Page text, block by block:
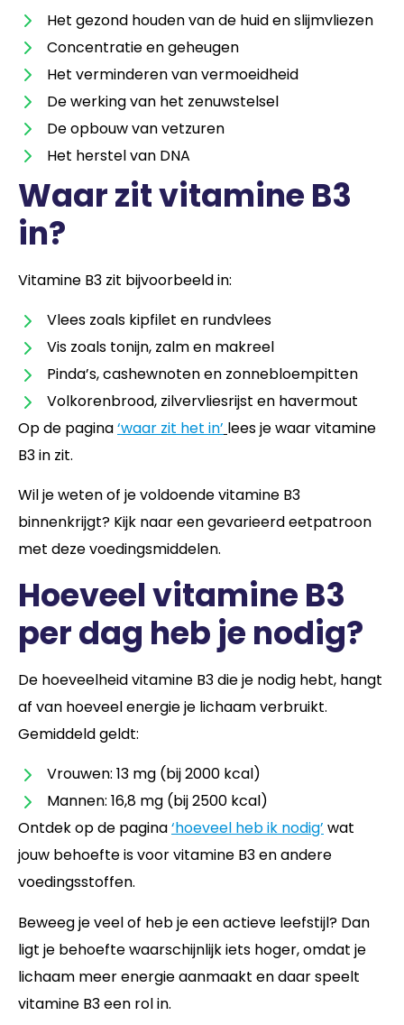
Het gezond houden van de huid en slijmvliezen
Concentratie en geheugen
Het verminderen van vermoeidheid
De werking van het zenuwstelsel
De opbouw van vetzuren
Het herstel van DNA
Waar zit vitamine B3
in?
Vitamine B3 zit bijvoorbeeld in:
Vlees zoals kipfilet en rundvlees
Vis zoals tonijn, zalm en makreel
Pinda’s, cashewnoten en zonnebloempitten
Volkorenbrood, zilvervliesrijst en havermout
Op de pagina‘waar zit het in’ lees je waar vitamine
B3 in zit.
Wil je weten of je voldoende vitamine B3
binnenkrijgt? Kijk naar een gevarieerd eetpatroon
met deze voedingsmiddelen.
Hoeveel vitamine B3
per dag heb je nodig?
De hoeveelheid vitamine B3 die je nodig hebt, hangt
af van hoeveel energie je lichaam verbruikt.
Gemiddeld geldt:
Vrouwen: 13 mg (bij 2000 kcal)
Mannen: 16,8 mg (bij 2500 kcal)
Ontdek op de pagina‘hoeveel heb ik nodig’ wat
jouw behoefte is voor vitamine B3 en andere
voedingsstoffen.
Beweeg je veel of heb je een actieve leefstijl? Dan
ligt je behoefte waarschijnlijk iets hoger, omdat je
lichaam meer energie aanmaakt en daar speelt
vitamine B3 een rol in.